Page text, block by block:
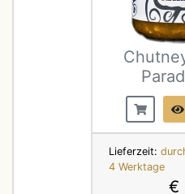
Lieferzeit:
4 Werktage
€